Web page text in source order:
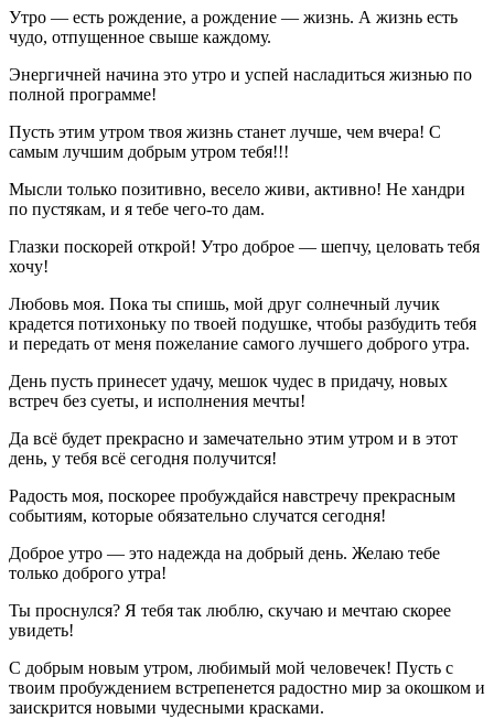
Утро — есть рождение, а рождение — жизнь. А жизнь есть
чудо, отпущенное свыше каждому.
Энергичней начина это утро и успей насладиться жизнью по
полной программе!
Пусть этим утром твоя жизнь станет лучше, чем вчера! С
самым лучшим добрым утром тебя!!!
Мысли только позитивно, весело живи, активно! Не хандри
по пустякам, и я тебе чего-то дам.
Глазки поскорей открой! Утро доброе — шепчу, целовать тебя
хочу!
Любовь моя. Пока ты спишь, мой друг солнечный лучик
крадется потихоньку по твоей подушке, чтобы разбудить тебя
и передать от меня пожелание самого лучшего доброго утра.
День пусть принесет удачу, мешок чудес в придачу, новых
встреч без суеты, и исполнения мечты!
Да всё будет прекрасно и замечательно этим утром и в этот
день, у тебя всё сегодня получится!
Радость моя, поскорее пробуждайся навстречу прекрасным
событиям, которые обязательно случатся сегодня!
Доброе утро — это надежда на добрый день. Желаю тебе
только доброго утра!
Ты проснулся? Я тебя так люблю, скучаю и мечтаю скорее
увидеть!
С добрым новым утром, любимый мой человечек! Пусть с
твоим пробуждением встрепенется радостно мир за окошком и
заискрится новыми чудесными красками.